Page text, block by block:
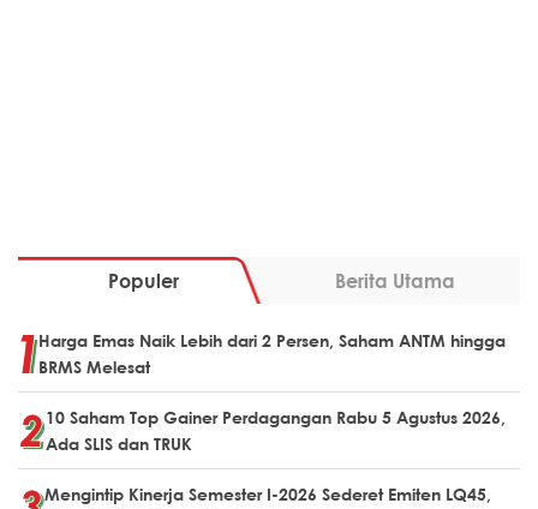
Populer Berita Utama
Harga Emas Naik Lebih dari 2 Persen, Saham ANTM hingga
BRMS Melesat
10 Saham Top Gainer Perdagangan Rabu 5 Agustus 2026,
Ada SLIS dan TRUK
Mengintip Kinerja Semester I-2026 Sederet Emiten LQ45,